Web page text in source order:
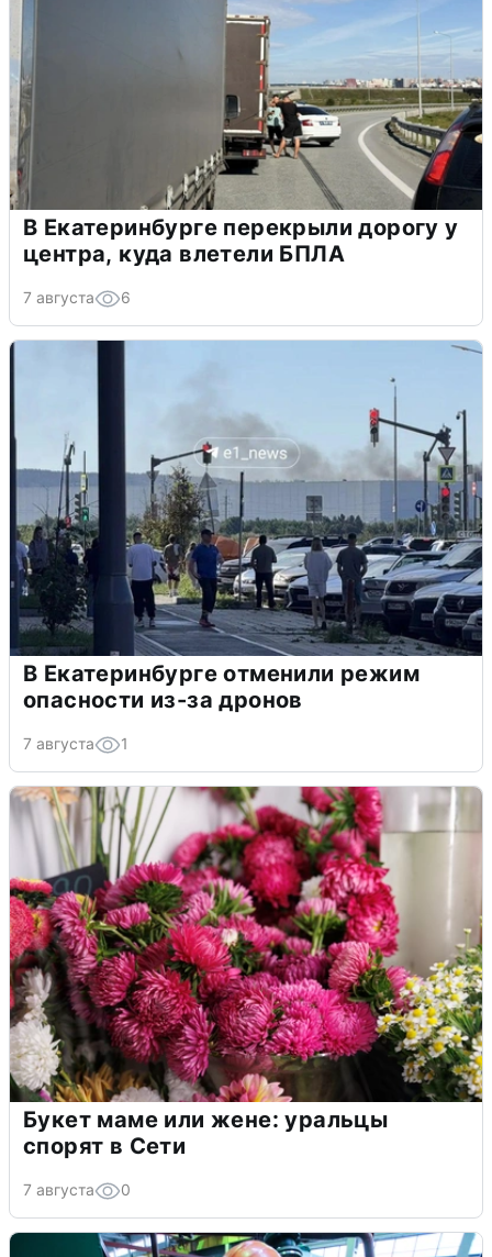
В Екатеринбурге перекрыли дорогу у
центра, куда влетели БПЛА
7 августа 6
В Екатеринбурге отменили режим
опасности из-за дронов
7 августа 1
Букет маме или жене: уральцы
спорят в Сети
7 августа 0